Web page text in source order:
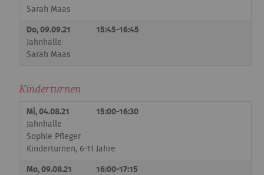
Sarah Maas
Do, 09.09.21
15:45-16:45
Jahnhalle
Sarah Maas
Kinderturnen
Mi, 04.08.21
15:00-16:30
Jahnhalle
Sophie Pfleger
Kinderturnen, 6-11 Jahre
Mo, 09.08.21
16:00-17:15